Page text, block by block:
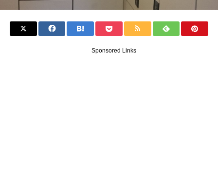
Sponsored Links